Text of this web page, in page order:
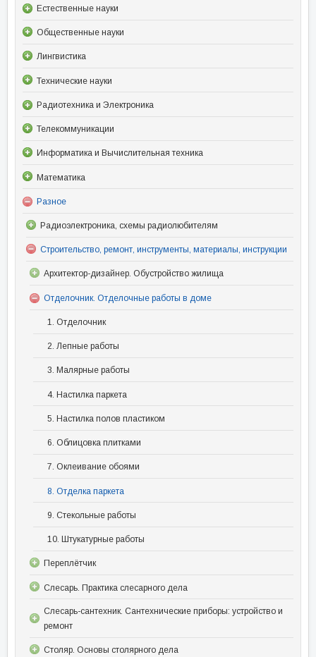
Естественные науки
Общественные науки
Лингвистика
Технические науки
Радиотехника и Электроника
Телекоммуникации
Информатика и Вычислительная техника
Математика
Разное
Радиоэлектроника, схемы радиолюбителям
Строительство, ремонт, инструменты, материалы, инструкции
Архитектор-дизайнер. Обустройство жилища
Отделочник. Отделочные работы в доме
1. Отделочник
2. Лепные работы
3. Малярные работы
4. Настилка паркета
5. Настилка полов пластиком
6. Облицовка плитками
7. Оклеивание обоями
8. Отделка паркета
9. Стекольные работы
10. Штукатурные работы
Переплётчик
Слесарь. Практика слесарного дела
Слесарь-сантехник. Сантехнические приборы: устройство и
ремонт
Столяр. Основы столярного дела